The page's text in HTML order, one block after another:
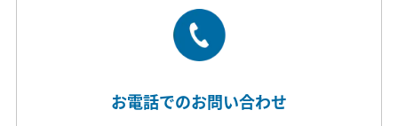
お電話でのお問い合わせ